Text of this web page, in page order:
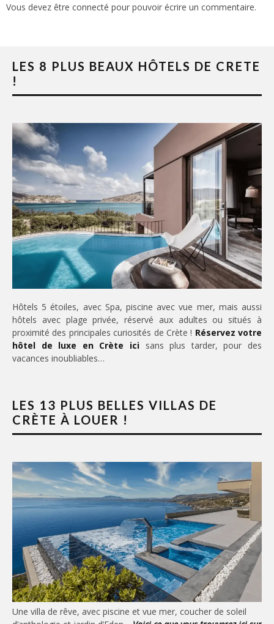
Vous devez être connecté pour pouvoir écrire un commentaire.
LES 8 PLUS BEAUX HÔTELS DE CRETE
!
Hôtels 5 étoiles, avec Spa, piscine avec vue mer, mais aussi
hôtels avec plage privée, réservé aux adultes ou situés à
proximité des principales curiosités de Crète ! Réservez votre
hôtel de luxe en Crète ici sans plus tarder, pour des
vacances inoubliables…
LES 13 PLUS BELLES VILLAS DE
CRÈTE À LOUER !
Une villa de rêve, avec piscine et vue mer, coucher de soleil